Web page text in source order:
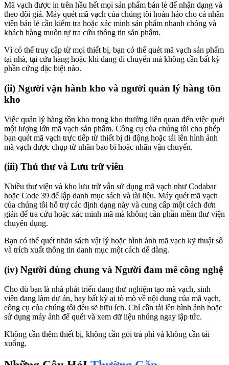
Mã vạch được in trên hầu hết mọi sản phẩm bán lẻ để nhận dạng và
theo dõi giá. Máy quét mã vạch của chúng tôi hoàn hảo cho cả nhân
viên bán lẻ cần kiểm tra hoặc xác minh sản phẩm nhanh chóng và
khách hàng muốn tự tra cứu thông tin sản phẩm.
Vì có thể truy cập từ mọi thiết bị, bạn có thể quét mã vạch sản phẩm
tại nhà, tại cửa hàng hoặc khi đang di chuyển mà không cần bất kỳ
phần cứng đặc biệt nào.
(ii) Người vận hành kho và người quản lý hàng tồn
kho
Việc quản lý hàng tồn kho trong kho thường liên quan đến việc quét
một lượng lớn mã vạch sản phẩm. Công cụ của chúng tôi cho phép
bạn quét mã vạch trực tiếp từ thiết bị di động hoặc tải lên hình ảnh
mã vạch được chụp từ nhãn bao bì hoặc nhãn vận chuyển.
(iii) Thủ thư và Lưu trữ viên
Nhiều thư viện và kho lưu trữ vẫn sử dụng mã vạch như Codabar
hoặc Code 39 để lập danh mục sách và tài liệu. Máy quét mã vạch
của chúng tôi hỗ trợ các định dạng này và cung cấp một cách đơn
giản để tra cứu hoặc xác minh mã mà không cần phần mềm thư viện
chuyên dụng.
Bạn có thể quét nhãn sách vật lý hoặc hình ảnh mã vạch kỹ thuật số
và trích xuất thông tin danh mục một cách dễ dàng.
(iv) Người dùng chung và Người đam mê công nghệ
Cho dù bạn là nhà phát triển đang thử nghiệm tạo mã vạch, sinh
viên đang làm dự án, hay bất kỳ ai tò mò về nội dung của mã vạch,
công cụ của chúng tôi đều sẽ hữu ích. Chỉ cần tải lên hình ảnh hoặc
sử dụng máy ảnh để quét và xem dữ liệu nhúng ngay lập tức.
Không cần thêm thiết bị, không cần gói trả phí và không cần tải
xuống.